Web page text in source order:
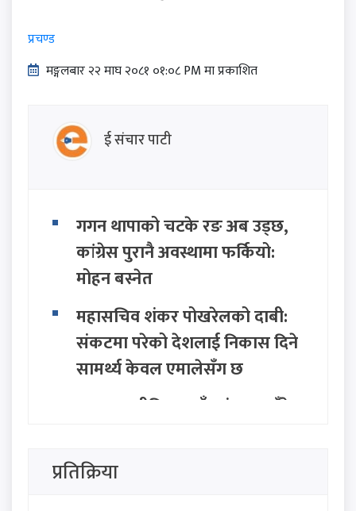
प्रचण्ड
मङ्गलबार २२ माघ २०८१ ०१:०८ PM मा प्रकाशित
ई संचार पाटी
गगन थापाको चटके रङ अब उड्छ,
कांग्रेस पुरानै अवस्थामा फर्कियो:
मोहन बस्नेत
महासचिव शंकर पोखरेलको दाबी:
संकटमा परेको देशलाई निकास दिने
सामर्थ्य केवल एमालेसँग छ
सत्ता राजनीतिमा नयाँ तरंग: २८ बुँदे
दलद्वारा मोर्चा घोषणा
प्रतिक्रिया